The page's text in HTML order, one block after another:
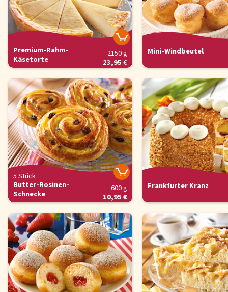
Premium-Rahm-
Käsetorte
2150 g
23,95 €
Mini-Windbeutel
5 Stück
Butter-Rosinen-
Schnecke
600 g
10,95 €
Frankfurter Kranz